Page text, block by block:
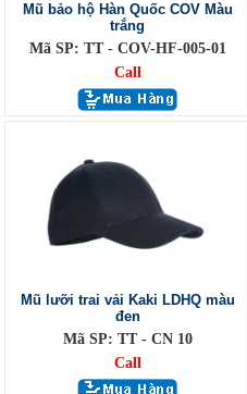
Mũ bảo hộ Hàn Quốc COV Màu
trắng
Mã SP: TT - COV-HF-005-01
Call
Mũ lưỡi trai vải Kaki LDHQ màu
đen
Mã SP: TT - CN 10
Call